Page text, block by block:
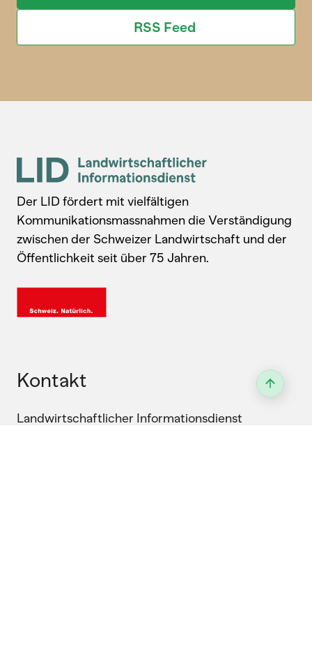
RSS Feed
Der LID fördert mit vielfältigen
Kommunikationsmassnahmen die Verständigung
zwischen der Schweizer Landwirtschaft und der
Öffentlichkeit seit über 75 Jahren.
Kontakt
Landwirtschaftlicher Informationsdienst